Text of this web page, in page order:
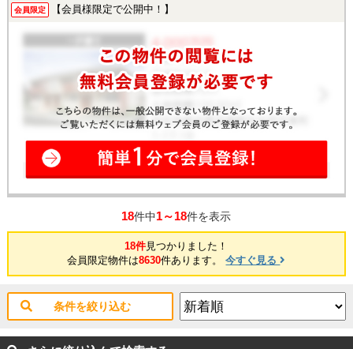
会員限定 【会員様限定で公開中！】
18件中1～18件を表示
18件見つかりました！
会員限定物件は8630件あります。今すぐ見る
条件を絞り込む